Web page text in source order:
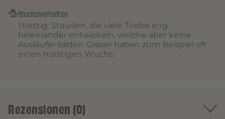
Wuchsverhalten
Horstig: Stauden, die viele Triebe eng
beieinander entwickeln, welche aber keine
Ausläufer bilden. Gräser haben zum Beispiel oft
einen horstigen Wuchs.
Rezensionen (0)